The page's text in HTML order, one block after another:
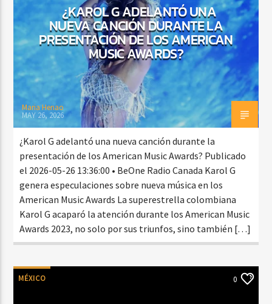
¿KAROL G ADELANTÓ UNA
NUEVA CANCIÓN DURANTE LA
PRESENTACIÓN DE LOS AMERICAN
MUSIC AWARDS?
Maria Henao
MAY 26, 2026
¿Karol G adelantó una nueva canción durante la
presentación de los American Music Awards? Publicado
el 2026-05-26 13:36:00 • BeOne Radio Canada Karol G
genera especulaciones sobre nueva música en los
American Music Awards La superestrella colombiana
Karol G acaparó la atención durante los American Music
Awards 2023, no solo por sus triunfos, sino también […]
MÉXICO 0